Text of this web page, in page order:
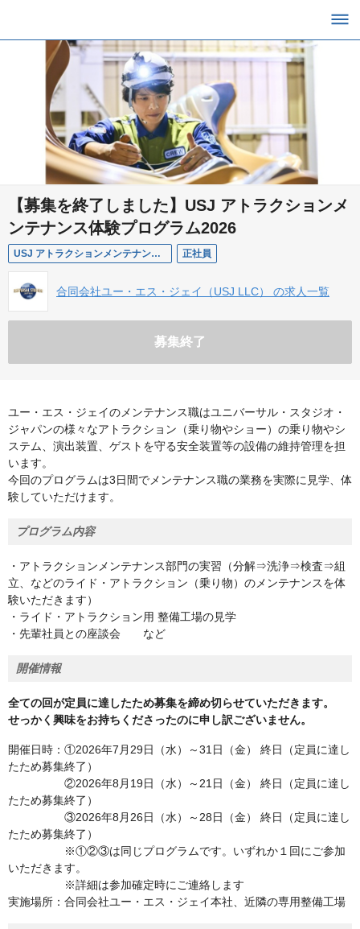
【募集を終了しました】USJ アトラクションメ
ンテナンス体験プログラム2026
USJ アトラクションメンテナンス体験プログラム2026 正社員
合同会社ユー・エス・ジェイ（USJ LLC） の求人一覧
募集終了
ユー・エス・ジェイのメンテナンス職はユニバーサル・スタジオ・
ジャパンの様々なアトラクション（乗り物やショー）の乗り物やシ
ステム、演出装置、ゲストを守る安全装置等の設備の維持管理を担
います。
今回のプログラムは3日間でメンテナンス職の業務を実際に見学、体
験していただけます。
プログラム内容
・アトラクションメンテナンス部門の実習（分解⇒洗浄⇒検査⇒組
立、などのライド・アトラクション（乗り物）のメンテナンスを体
験いただきます）
・ライド・アトラクション用 整備工場の見学
・先輩社員との座談会 など
開催情報
全ての回が定員に達したため募集を締め切らせていただきます。
せっかく興味をお持ちくださったのに申し訳ございません。
開催日時：①2026年7月29日（水）～31日（金） 終日（定員に達し
たため募集終了）
②2026年8月19日（水）～21日（金） 終日（定員に達し
たため募集終了）
③2026年8月26日（水）～28日（金） 終日（定員に達し
たため募集終了）
※①②③は同じプログラムです。いずれか１回にご参加
いただきます。
※詳細は参加確定時にご連絡します
実施場所：合同会社ユー・エス・ジェイ本社、近隣の専用整備工場